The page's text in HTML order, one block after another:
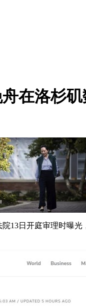
在洛杉
13日开庭审理时曝光